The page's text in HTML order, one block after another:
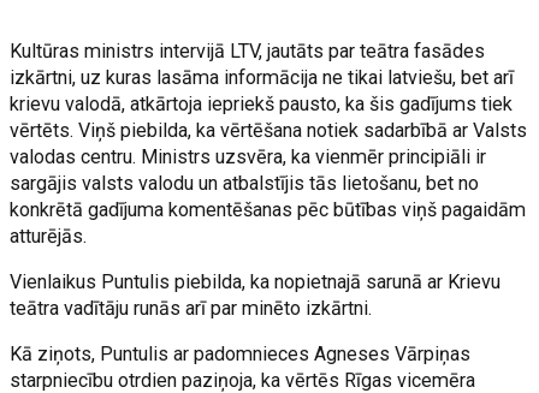
Kultūras ministrs intervijā LTV, jautāts par teātra fasādes
izkārtni, uz kuras lasāma informācija ne tikai latviešu, bet arī
krievu valodā, atkārtoja iepriekš pausto, ka šis gadījums tiek
vērtēts. Viņš piebilda, ka vērtēšana notiek sadarbībā ar Valsts
valodas centru. Ministrs uzsvēra, ka vienmēr principiāli ir
sargājis valsts valodu un atbalstījis tās lietošanu, bet no
konkrētā gadījuma komentēšanas pēc būtības viņš pagaidām
atturējās.
Vienlaikus Puntulis piebilda, ka nopietnajā sarunā ar Krievu
teātra vadītāju runās arī par minēto izkārtni.
Kā ziņots, Puntulis ar padomnieces Agneses Vārpiņas
starpniecību otrdien paziņoja, ka vērtēs Rīgas vicemēra